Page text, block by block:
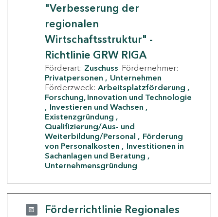
"Verbesserung der
regionalen
Wirtschaftsstruktur" -
Richtlinie GRW RIGA
Förderart: Zuschuss Fördernehmer:
Privatpersonen
Unternehmen
Förderzweck: Arbeitsplatzförderung
Forschung, Innovation und Technologie
Investieren und Wachsen
Existenzgründung
Qualifizierung/Aus- und
Weiterbildung/Personal
Förderung
von Personalkosten
Investitionen in
Sachanlagen und Beratung
Unternehmensgründung
Förderrichtlinie Regionales